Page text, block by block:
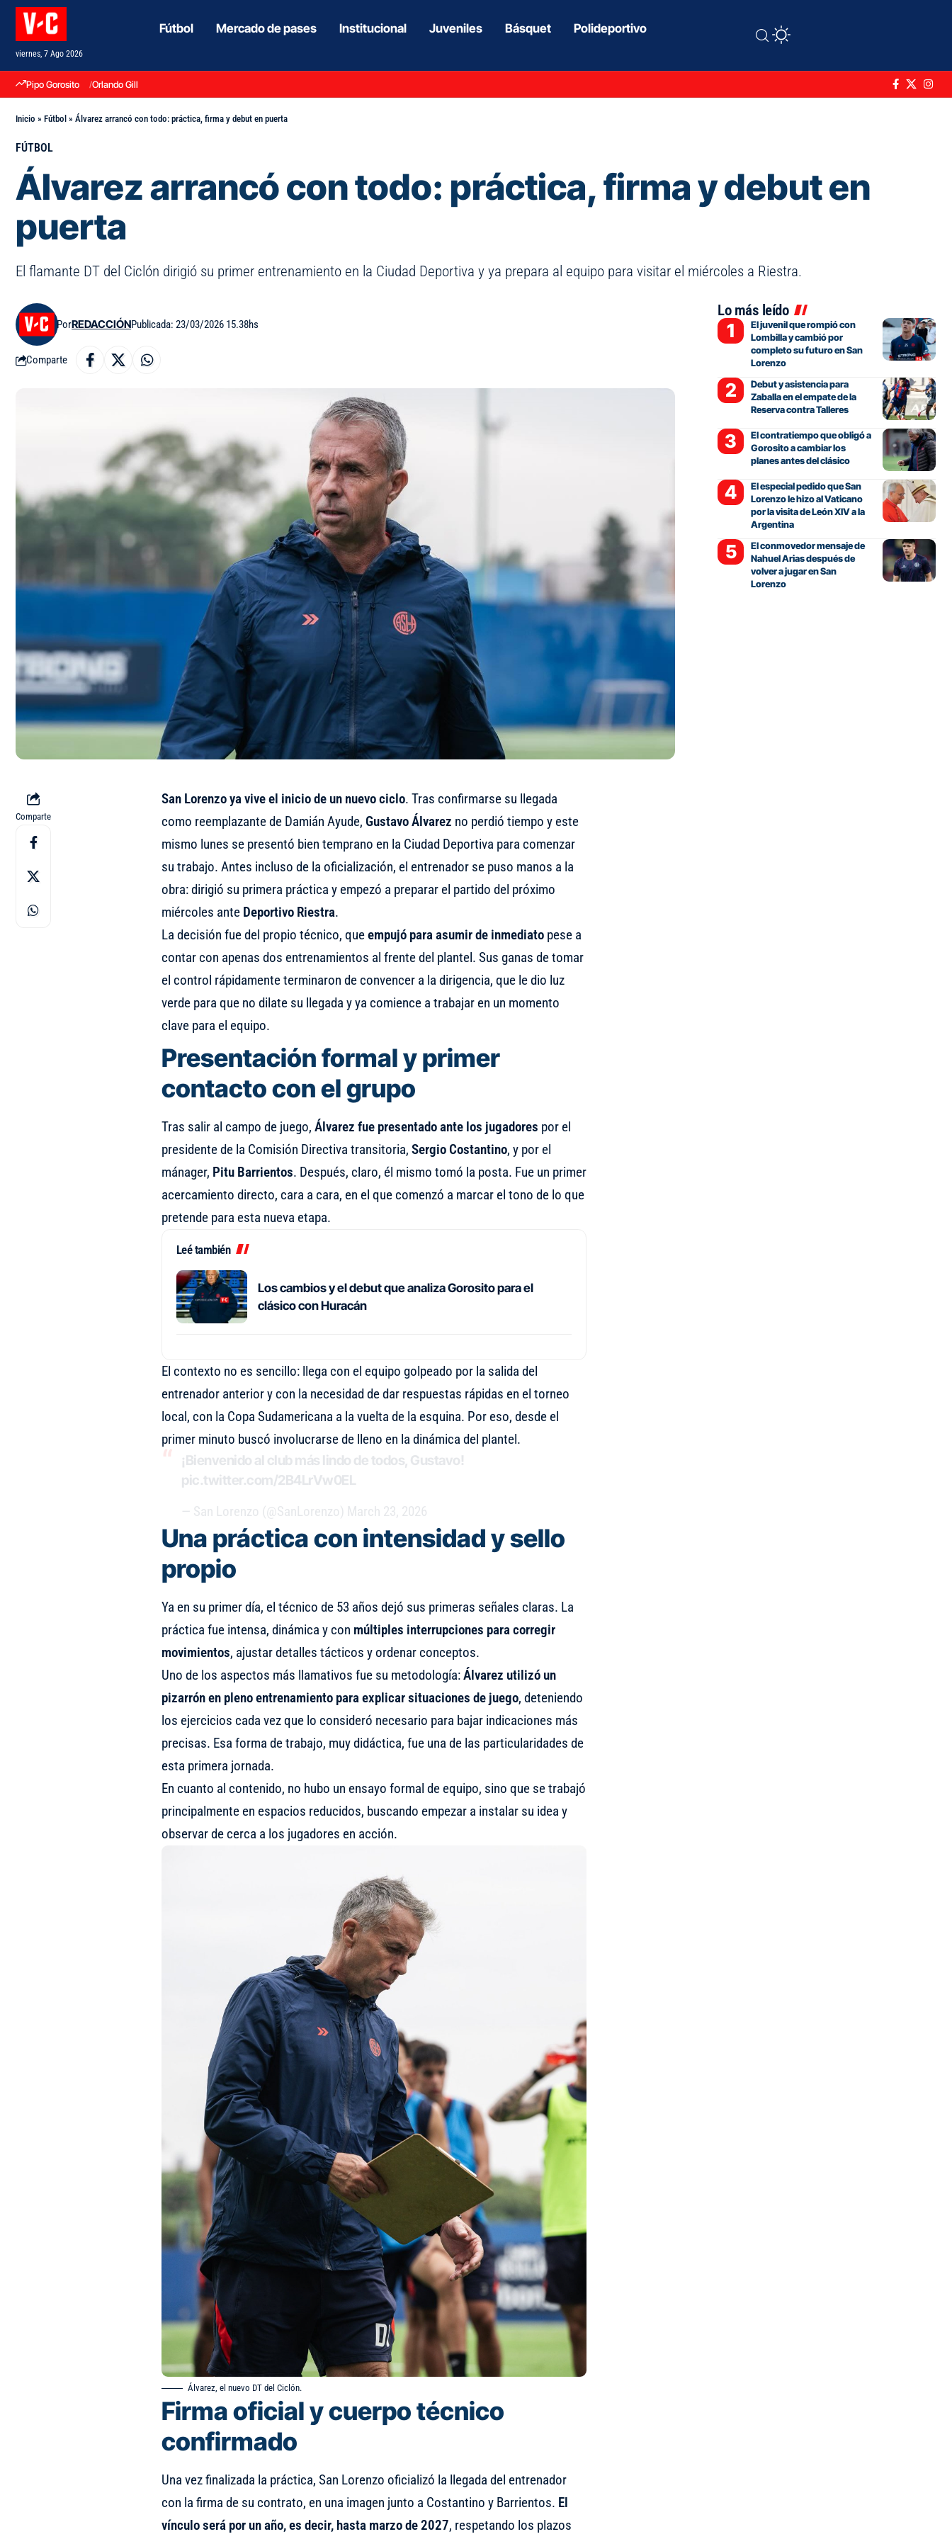
viernes, 7 Ago 2026
Fútbol Mercado de pases Institucional Juveniles Básquet Polideportivo
Pipo Gorosito Orlando Gill
Inicio » Fútbol » Álvarez arrancó con todo: práctica, firma y debut en puerta
FÚTBOL
Álvarez arrancó con todo: práctica, firma y debut en
puerta
El flamante DT del Ciclón dirigió su primer entrenamiento en la Ciudad Deportiva y ya prepara al equipo para visitar el miércoles a Riestra.
PorREDACCIÓNPublicada: 23/03/2026 15.38hs
Comparte
Comparte
San Lorenzo ya vive el inicio de un nuevo ciclo. Tras confirmarse su llegada
como reemplazante de Damián Ayude, Gustavo Álvarez no perdió tiempo y este
mismo lunes se presentó bien temprano en la Ciudad Deportiva para comenzar
su trabajo. Antes incluso de la oficialización, el entrenador se puso manos a la
obra: dirigió su primera práctica y empezó a preparar el partido del próximo
miércoles ante Deportivo Riestra.
La decisión fue del propio técnico, queempujó para asumir de inmediatopese a
contar con apenas dos entrenamientos al frente del plantel. Sus ganas de tomar
el control rápidamente terminaron de convencer a la dirigencia, que le dio luz
verde para que no dilate su llegada y ya comience a trabajar en un momento
clave para el equipo.
Presentación formal y primer
contacto con el grupo
Tras salir al campo de juego, Álvarez fue presentado ante los jugadores por el
presidente de la Comisión Directiva transitoria, Sergio Costantino, y por el
mánager, Pitu Barrientos. Después, claro, él mismo tomó la posta. Fue un primer
acercamiento directo, cara a cara, en el que comenzó a marcar el tono de lo que
pretende para esta nueva etapa.
Leé también
Los cambios y el debut que analiza Gorosito para el
clásico con Huracán
El contexto no es sencillo: llega con el equipo golpeado por la salida del
entrenador anterior y con la necesidad de dar respuestas rápidas en el torneo
local, con la Copa Sudamericana a la vuelta de la esquina. Por eso, desde el
primer minuto buscó involucrarse de lleno en la dinámica del plantel.
¡Bienvenido al club más lindo de todos, Gustavo!
pic.twitter.com/2B4LrVw0EL
— San Lorenzo (@SanLorenzo) March 23, 2026
Una práctica con intensidad y sello
propio
Ya en su primer día, el técnico de 53 años dejó sus primeras señales claras. La
práctica fue intensa, dinámica y con múltiples interrupciones para corregir
movimientos, ajustar detalles tácticos y ordenar conceptos.
Uno de los aspectos más llamativos fue su metodología:Álvarez utilizó un
pizarrón en pleno entrenamiento para explicar situaciones de juego, deteniendo
los ejercicios cada vez que lo consideró necesario para bajar indicaciones más
precisas. Esa forma de trabajo, muy didáctica, fue una de las particularidades de
esta primera jornada.
En cuanto al contenido, no hubo un ensayo formal de equipo, sino que se trabajó
principalmente en espacios reducidos, buscando empezar a instalar su idea y
observar de cerca a los jugadores en acción.
Álvarez, el nuevo DT del Ciclón.
Firma oficial y cuerpo técnico
confirmado
Una vez finalizada la práctica, San Lorenzo oficializó la llegada del entrenador
con la firma de su contrato, en una imagen junto a Costantino y Barrientos. El
vínculo será por un año, es decir, hasta marzo de 2027, respetando los plazos
Lo más leído
El juvenil que rompió con
Lombilla y cambió por
completo su futuro en San
Lorenzo
Debut y asistencia para
Zaballa en el empate de la
Reserva contra Talleres
El contratiempo que obligó a
Gorosito a cambiar los
planes antes del clásico
El especial pedido que San
Lorenzo le hizo al Vaticano
por la visita de León XIV a la
Argentina
El conmovedor mensaje de
Nahuel Arias después de
volver a jugar en San
Lorenzo